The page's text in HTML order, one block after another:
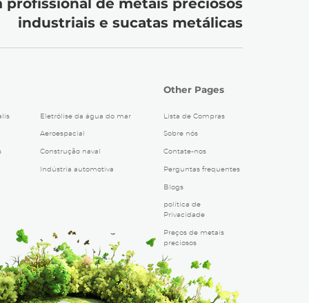
industriais e sucatas metálicas
Eletrólise da água do mar
Aeroespacial
Construção naval
Indústria automotiva
Other Pages
Lista de Compras
Sobre nós
Contate-nos
Perguntas frequentes
Blogs
política de
Privacidade
Preços de metais
preciosos